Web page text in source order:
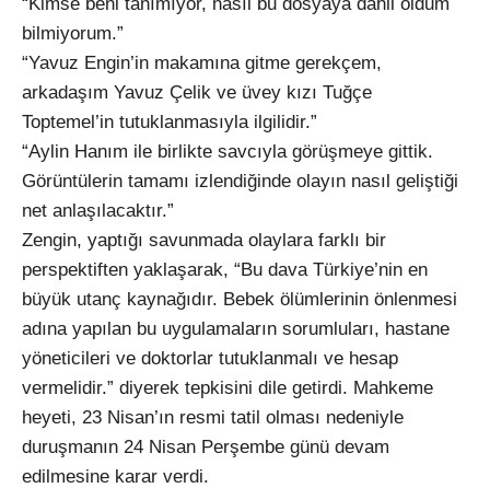
bilmiyorum.”
“Yavuz Engin’in makamına gitme gerekçem,
arkadaşım Yavuz Çelik ve üvey kızı Tuğçe
Toptemel’in tutuklanmasıyla ilgilidir.”
“Aylin Hanım ile birlikte savcıyla görüşmeye gittik.
Görüntülerin tamamı izlendiğinde olayın nasıl geliştiği
net anlaşılacaktır.”
Zengin, yaptığı savunmada olaylara farklı bir
perspektiften yaklaşarak, “Bu dava Türkiye’nin en
büyük utanç kaynağıdır. Bebek ölümlerinin önlenmesi
adına yapılan bu uygulamaların sorumluları, hastane
yöneticileri ve doktorlar tutuklanmalı ve hesap
vermelidir.” diyerek tepkisini dile getirdi. Mahkeme
heyeti, 23 Nisan’ın resmi tatil olması nedeniyle
duruşmanın 24 Nisan Perşembe günü devam
edilmesine karar verdi.